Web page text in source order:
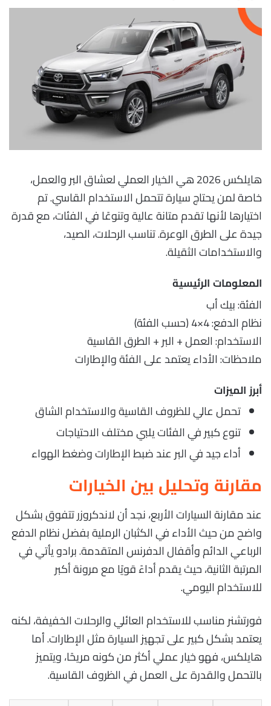
هايلكس 2026 هي الخيار العملي لعشاق البر والعمل،
خاصة لمن يحتاج سيارة تتحمل الاستخدام القاسي. تم
اختيارها لأنها تقدم متانة عالية وتنوعًا في الفئات، مع قدرة
جيدة على الطرق الوعرة. تناسب الرحلات، الصيد،
والاستخدامات الثقيلة.
المعلومات الرئيسية
الفئة: بيك أب
نظام الدفع: 4×4 (حسب الفئة)
الاستخدام: العمل + البر + الطرق القاسية
ملاحظات: الأداء يعتمد على الفئة والإطارات
أبرز الميزات
تحمل عالي للظروف القاسية والاستخدام الشاق
تنوع كبير في الفئات يلبي مختلف الاحتياجات
أداء جيد في البر عند ضبط الإطارات وضغط الهواء
مقارنة وتحليل بين الخيارات
عند مقارنة السيارات الأربع، نجد أن لاندكروزر تتفوق بشكل
واضح من حيث الأداء في الكثبان الرملية بفضل نظام الدفع
الرباعي الدائم وأقفال الدفرنس المتقدمة. برادو يأتي في
المرتبة الثانية، حيث يقدم أداءً قويًا مع مرونة أكبر
للاستخدام اليومي.
فورتشنر مناسب للاستخدام العائلي والرحلات الخفيفة، لكنه
يعتمد بشكل كبير على تجهيز السيارة مثل الإطارات. أما
هايلكس، فهو خيار عملي أكثر من كونه مريحًا، ويتميز
بالتحمل والقدرة على العمل في الظروف القاسية.